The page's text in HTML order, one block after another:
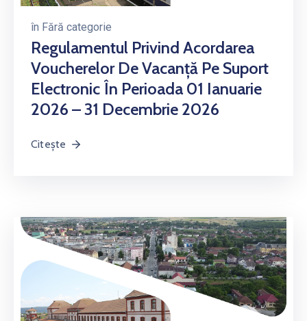
în Fără categorie
Regulamentul Privind Acordarea
Voucherelor De Vacanţă Pe Suport
Electronic În Perioada 01 Ianuarie
2026 – 31 Decembrie 2026
Citește